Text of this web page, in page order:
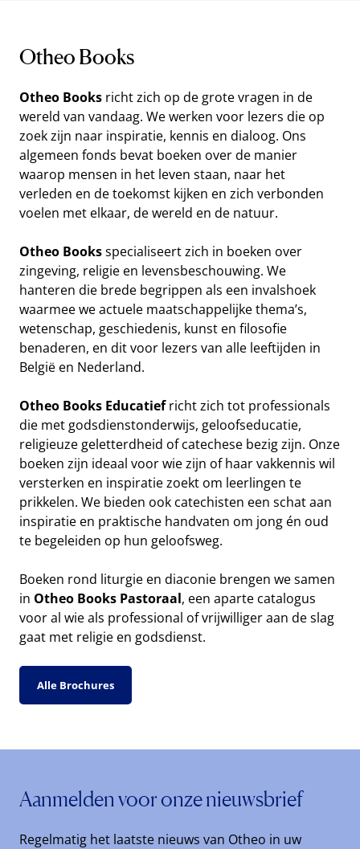
Otheo Books
Otheo Books richt zich op de grote vragen in de
wereld van vandaag. We werken voor lezers die op
zoek zijn naar inspiratie, kennis en dialoog. Ons
algemeen fonds bevat boeken over de manier
waarop mensen in het leven staan, naar het
verleden en de toekomst kijken en zich verbonden
voelen met elkaar, de wereld en de natuur.
Otheo Booksspecialiseert zich in boeken over
zingeving, religie en levensbeschouwing. We
hanteren die brede begrippen als een invalshoek
waarmee we actuele maatschappelijke thema’s,
wetenschap, geschiedenis, kunst en filosofie
benaderen, en dit voor lezers van alle leeftijden in
België en Nederland.
Otheo Books Educatiefricht zich tot professionals
die met godsdienstonderwijs, geloofseducatie,
religieuze geletterdheid of catechese bezig zijn. Onze
boeken zijn ideaal voor wie zijn of haar vakkennis wil
versterken en inspiratie zoekt om leerlingen te
prikkelen. We bieden ook catechisten een schat aan
inspiratie en praktische handvaten om jong én oud
te begeleiden op hun geloofsweg.
Boeken rond liturgie en diaconie brengen we samen
in Otheo Books Pastoraal, een aparte catalogus
voor al wie als professional of vrijwilliger aan de slag
gaat met religie en godsdienst.
Alle Brochures
Aanmelden voor onze nieuwsbrief
Regelmatig het laatste nieuws van Otheo in uw